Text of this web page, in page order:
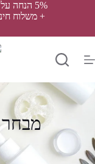
5% הנחה על כל האתר,
+ משלוח חינם
מבחר